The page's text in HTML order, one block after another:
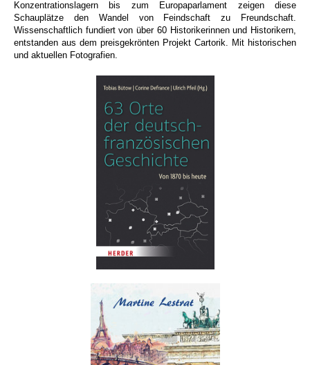
Konzentrationslagern bis zum Europaparlament zeigen diese
Schauplätze den Wandel von Feindschaft zu Freundschaft.
Wissenschaftlich fundiert von über 60 Historikerinnen und Historikern,
entstanden aus dem preisgekrönten Projekt Cartorik. Mit historischen
und aktuellen Fotografien.